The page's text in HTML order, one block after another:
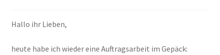
Hallo ihr Lieben,
heute habe ich wieder eine Auftragsarbeit im Gepäck: